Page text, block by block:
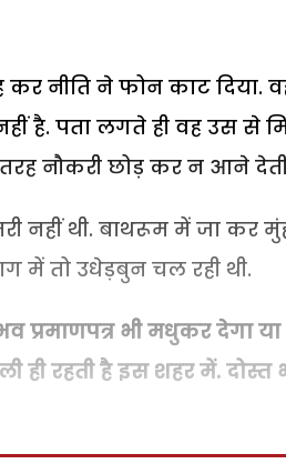
कर नीति ने फोन काट
है. पता लगते ही वह उस से
नौकरी छोड़ कर न आने
नहीं थी. बाथरूम में जा कर
में तो उधेड़बुन चल रही थी.
प्रमाणपत्र भी मधुकर देगा
रहती है इस शहर में. दोस्त